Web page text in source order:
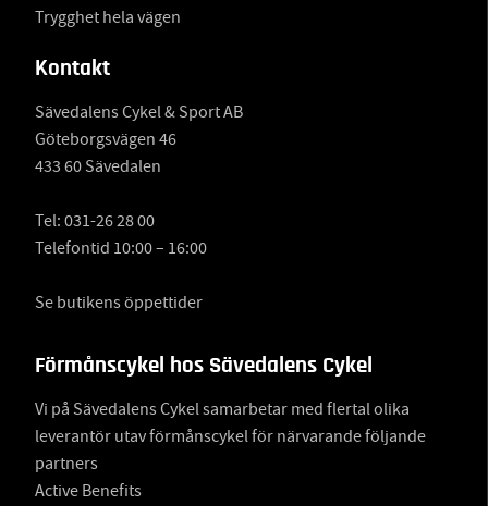
Trygghet hela vägen
Kontakt
Sävedalens Cykel & Sport AB
Göteborgsvägen 46
433 60 Sävedalen
Tel: 031-26 28 00
Telefontid 10:00 – 16:00
Se butikens öppettider
Förmånscykel hos Sävedalens Cykel
Vi på Sävedalens Cykel samarbetar med flertal olika
leverantör utav förmånscykel för närvarande följande
partners
Active Benefits